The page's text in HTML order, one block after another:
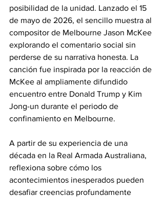
posibilidad de la unidad. Lanzado el 15
de mayo de 2026, el sencillo muestra al
compositor de Melbourne Jason McKee
explorando el comentario social sin
perderse de su narrativa honesta. La
canción fue inspirada por la reacción de
McKee al ampliamente difundido
encuentro entre Donald Trump y Kim
Jong-un durante el periodo de
confinamiento en Melbourne.
A partir de su experiencia de una
década en la Real Armada Australiana,
reflexiona sobre cómo los
acontecimientos inesperados pueden
desafiar creencias profundamente